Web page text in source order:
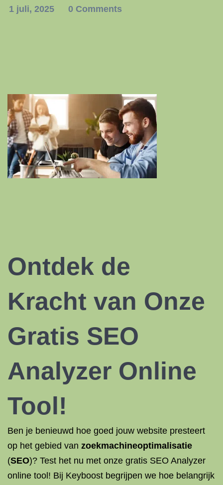
1 juli, 2025 0 Comments
Ontdek de
Kracht van Onze
Gratis SEO
Analyzer Online
Tool!
Ben je benieuwd hoe goed jouw website presteert
op het gebied van zoekmachineoptimalisatie
(SEO)? Test het nu met onze gratis SEO Analyzer
online tool! Bij Keyboost begrijpen we hoe belangrijk